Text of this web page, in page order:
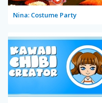
Nina: Costume Party